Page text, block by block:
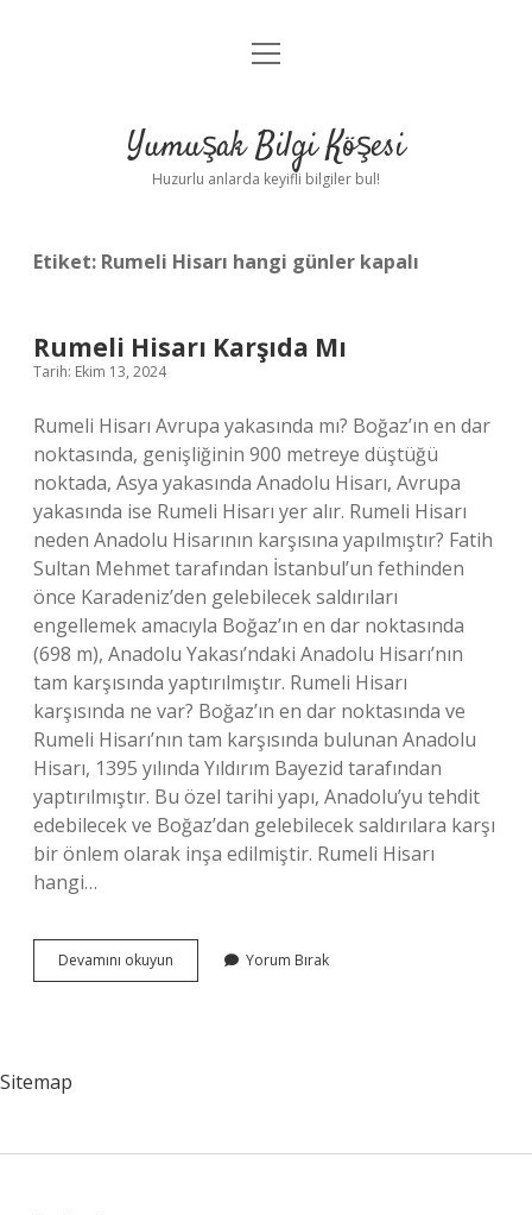
Anasayfa
Yasal Uyarı
menüyü
Yumuşak Bilgi Köşesi
Huzurlu anlarda keyifli bilgiler bul!
Etiket: Rumeli Hisarı hangi günler kapalı
Rumeli Hisarı Karşıda Mı
Tarih: Ekim 13, 2024
Rumeli Hisarı Avrupa yakasında mı? Boğaz’ın en dar
noktasında, genişliğinin 900 metreye düştüğü
noktada, Asya yakasında Anadolu Hisarı, Avrupa
yakasında ise Rumeli Hisarı yer alır. Rumeli Hisarı
neden Anadolu Hisarının karşısına yapılmıştır? Fatih
Sultan Mehmet tarafından İstanbul’un fethinden
önce Karadeniz’den gelebilecek saldırıları
engellemek amacıyla Boğaz’ın en dar noktasında
(698 m), Anadolu Yakası’ndaki Anadolu Hisarı’nın
tam karşısında yaptırılmıştır. Rumeli Hisarı
karşısında ne var? Boğaz’ın en dar noktasında ve
Rumeli Hisarı’nın tam karşısında bulunan Anadolu
Hisarı, 1395 yılında Yıldırım Bayezid tarafından
yaptırılmıştır. Bu özel tarihi yapı, Anadolu’yu tehdit
edebilecek ve Boğaz’dan gelebilecek saldırılara karşı
bir önlem olarak inşa edilmiştir. Rumeli Hisarı
hangi…
Devamını okuyun
Hisarı
Yorum Bırak
Sitemap